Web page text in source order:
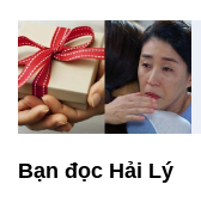
Bạn đọc Hải Lý